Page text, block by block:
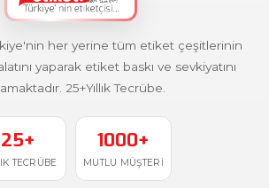
her yerine tüm etiket çeşitlerinin
yaparak etiket baskı ve sevkiyatını
25+Yıllık Tecrübe.
25+
TECRÜBE
1000+
MUTLU MÜŞTERI